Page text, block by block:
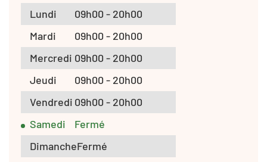
Lundi
09h00 - 20h00
Mardi
09h00 - 20h00
Mercredi 09h00 - 20h00
Jeudi
09h00 - 20h00
Vendredi 09h00 - 20h00
Samedi
Fermé
DimancheFermé